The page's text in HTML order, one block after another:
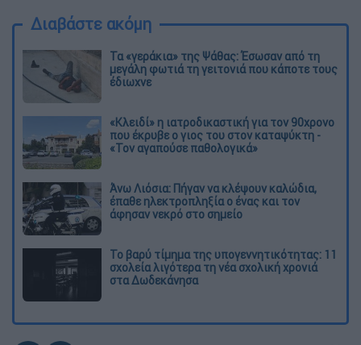
Διαβάστε ακόμη
Τα «γεράκια» της Ψάθας: Έσωσαν από τη
μεγάλη φωτιά τη γειτονιά που κάποτε τους
έδιωχνε
«Κλειδί» η ιατροδικαστική για τον 90χρονο
που έκρυβε ο γιος του στον καταψύκτη -
«Τον αγαπούσε παθολογικά»
Άνω Λιόσια: Πήγαν να κλέψουν καλώδια,
έπαθε ηλεκτροπληξία ο ένας και τον
άφησαν νεκρό στο σημείο
Το βαρύ τίμημα της υπογεννητικότητας: 11
σχολεία λιγότερα τη νέα σχολική χρονιά
στα Δωδεκάνησα